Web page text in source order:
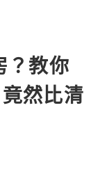
？教你
然比清